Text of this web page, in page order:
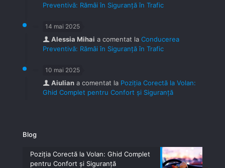
Preventivă: Rămâi în Siguranță în Trafic
14 mai 2025
Alessia Mihai a comentat la Conducerea
Preventivă: Rămâi în Siguranță în Trafic
10 mai 2025
Aiulian a comentat la Poziția Corectă la Volan:
Ghid Complet pentru Confort și Siguranță
Blog
Poziția Corectă la Volan: Ghid Complet
pentru Confort și Siguranță